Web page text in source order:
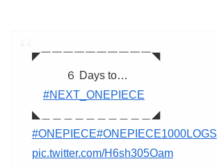
◤￣￣￣￣￣￣￣￣￣￣◥
６ Days to…
#NEXT_ONEPIECE
◣＿＿＿＿＿＿＿＿＿＿◢
#ONEPIECE#ONEPIECE1000LOGS
pic.twitter.com/H6sh305Oam